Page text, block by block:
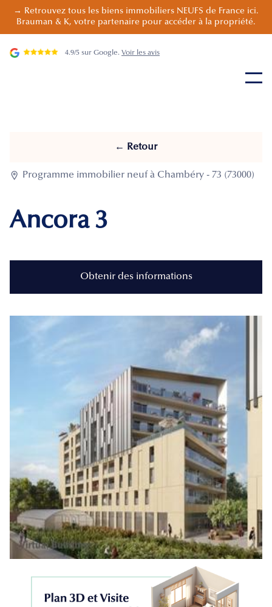
→ Retrouvez tous les biens immobiliers NEUFS de France ici.
Brauman & K, votre partenaire pour accéder à la propriété.
4.9/5 sur Google. Voir les avis
← Retour
 Programme immobilier neuf à Chambéry - 73 (73000)
Ancora 3
Obtenir des informations